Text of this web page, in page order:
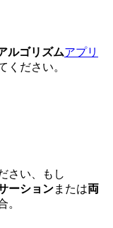
ルゴリズムアプリ
ください。
さい、もし
ーションまたは両
。